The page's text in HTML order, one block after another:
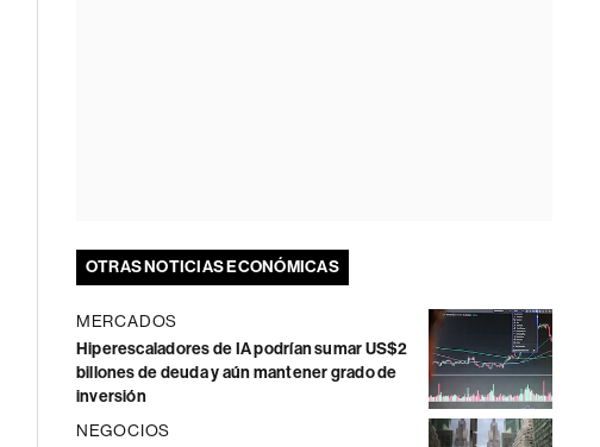
OTRAS NOTICIAS ECONÓMICAS
MERCADOS
Hiperescaladores de IA podrían sumar US$2
billones de deuda y aún mantener grado de
inversión
NEGOCIOS